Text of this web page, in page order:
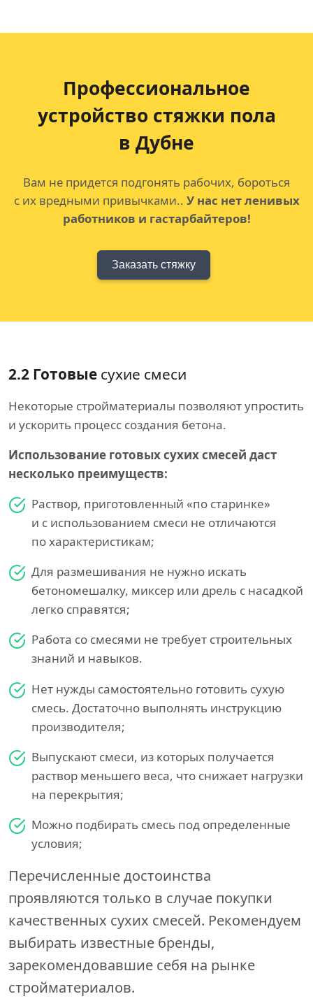
Профессиональное
устройствостяжки пола
в Дубне
Вам не придется подгонять рабочих, бороться
с их вредными привычками.. У нас нет ленивых
работников и гастарбайтеров!
Заказать стяжку
2.2 Готовые сухие смеси
Некоторые стройматериалы позволяют упростить
и ускорить процесс создания бетона.
Использование готовых сухих смесей даст
несколько преимуществ:
Раствор, приготовленный «по старинке»
и с использованием смеси не отличаются
по характеристикам;
Для размешивания не нужно искать
бетономешалку, миксер или дрель с насадкой
легко справятся;
Работа со смесями не требует строительных
знаний и навыков.
Нет нужды самостоятельно готовить сухую
смесь. Достаточно выполнять инструкцию
производителя;
Выпускают смеси, из которых получается
раствор меньшего веса, что снижает нагрузки
на перекрытия;
Можно подбирать смесь под определенные
условия;
Перечисленные достоинства
проявляются только в случае покупки
качественных сухих смесей. Рекомендуем
выбирать известные бренды,
зарекомендовавшие себя на рынке
стройматериалов.